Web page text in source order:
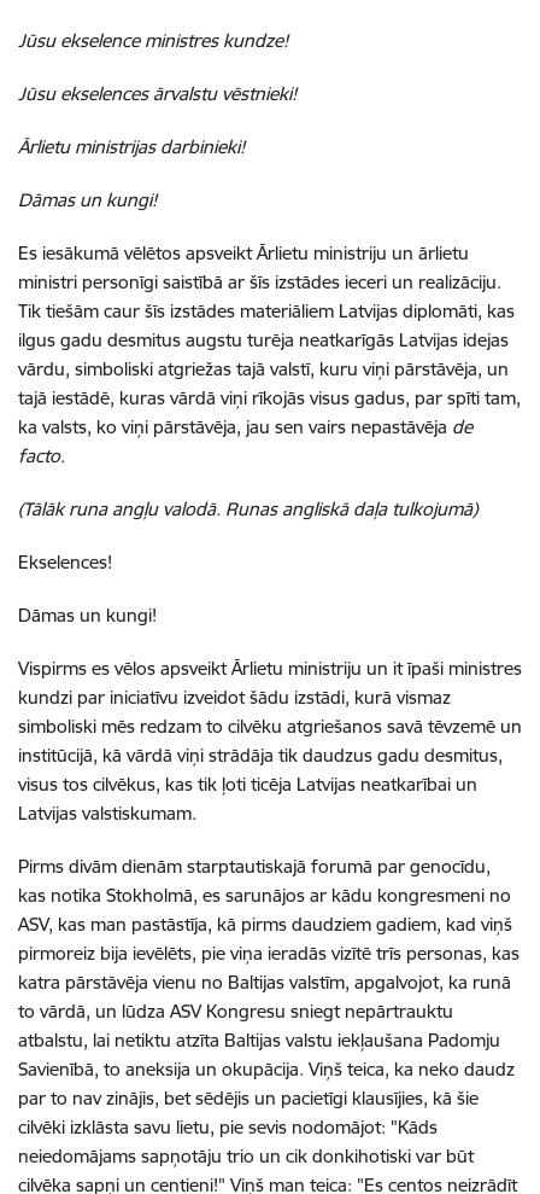
Jūsu ekselence ministres kundze!
Jūsu ekselences ārvalstu vēstnieki!
Ārlietu ministrijas darbinieki!
Dāmas un kungi!
Es iesākumā vēlētos apsveikt Ārlietu ministriju un ārlietu
ministri personīgi saistībā ar šīs izstādes ieceri un realizāciju.
Tik tiešām caur šīs izstādes materiāliem Latvijas diplomāti, kas
ilgus gadu desmitus augstu turēja neatkarīgās Latvijas idejas
vārdu, simboliski atgriežas tajā valstī, kuru viņi pārstāvēja, un
tajā iestādē, kuras vārdā viņi rīkojās visus gadus, par spīti tam,
ka valsts, ko viņi pārstāvēja, jau sen vairs nepastāvēja de
facto.
(Tālāk runa angļu valodā. Runas angliskā daļa tulkojumā)
Ekselences!
Dāmas un kungi!
Vispirms es vēlos apsveikt Ārlietu ministriju un it īpaši ministres
kundzi par iniciatīvu izveidot šādu izstādi, kurā vismaz
simboliski mēs redzam to cilvēku atgriešanos savā tēvzemē un
institūcijā, kā vārdā viņi strādāja tik daudzus gadu desmitus,
visus tos cilvēkus, kas tik ļoti ticēja Latvijas neatkarībai un
Latvijas valstiskumam.
Pirms divām dienām starptautiskajā forumā par genocīdu,
kas notika Stokholmā, es sarunājos ar kādu kongresmeni no
ASV, kas man pastāstīja, kā pirms daudziem gadiem, kad viņš
pirmoreiz bija ievēlēts, pie viņa ieradās vizītē trīs personas, kas
katra pārstāvēja vienu no Baltijas valstīm, apgalvojot, ka runā
to vārdā, un lūdza ASV Kongresu sniegt nepārtrauktu
atbalstu, lai netiktu atzīta Baltijas valstu iekļaušana Padomju
Savienībā, to aneksija un okupācija. Viņš teica, ka neko daudz
par to nav zinājis, bet sēdējis un pacietīgi klausījies, kā šie
cilvēki izklāsta savu lietu, pie sevis nodomājot: "Kāds
neiedomājams sapņotāju trio un cik donkihotiski var būt
cilvēka sapņi un centieni!" Viņš man teica: "Es centos neizrādīt